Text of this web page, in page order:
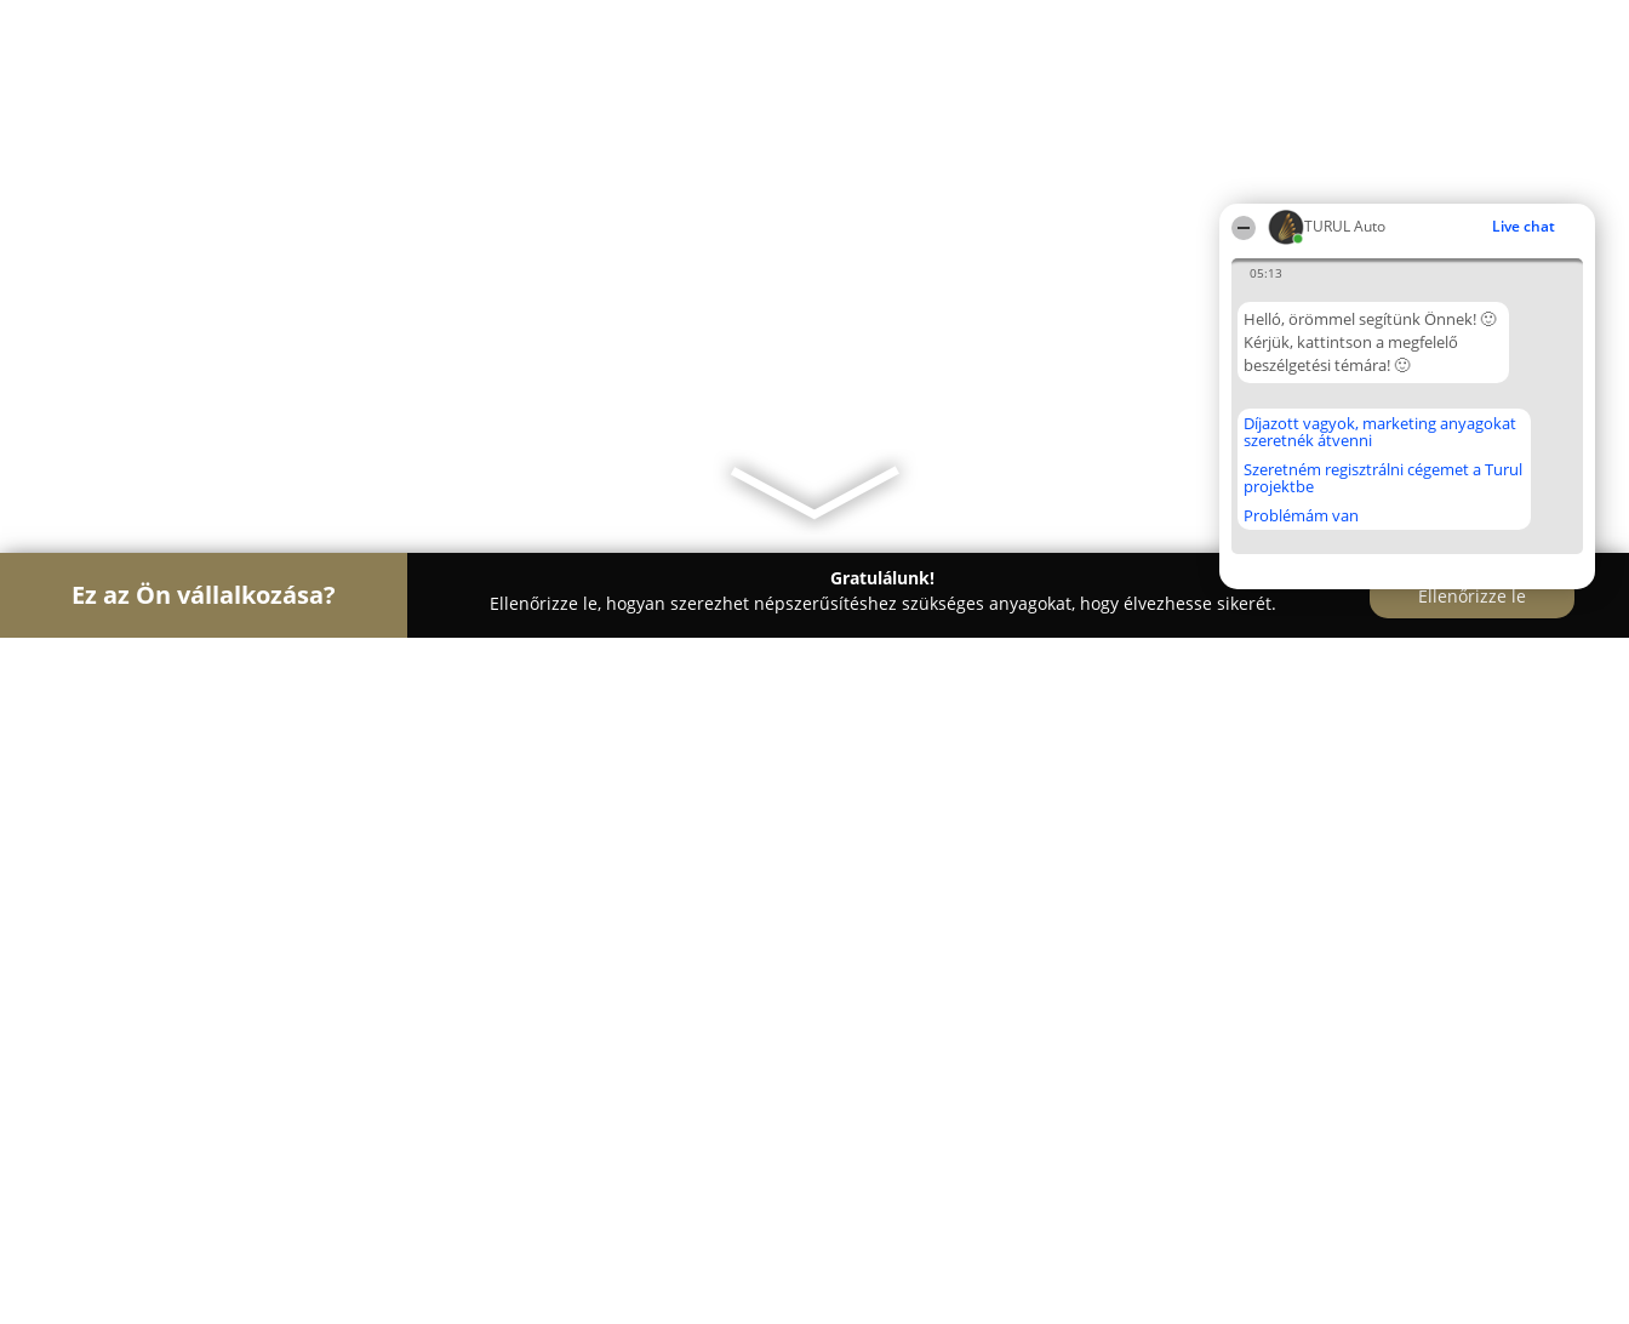
TURUL Auto Live chat
05:13
Helló, örömmel segítünk Önnek! 🙂
Kérjük, kattintson a megfelelő
beszélgetési témára! 🙂
Díjazott vagyok, marketing anyagokat
szeretnék átvenni
Szeretném regisztrálni cégemet a Turul
projektbe
Problémám van
Ez az Ön vállalkozása?
Gratulálunk!
Ellenőrizze le, hogyan szerezhet népszerűsítéshez szükséges anyagokat, hogy élvezhesse sikerét.
Ellenőrizze le